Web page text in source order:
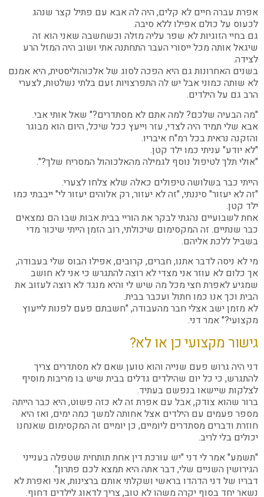
אפרת עברה חיים לא קלים, היה לה אבא עם פתיל קצר שנהג
לכעוס על כולם אפילו ללא סיבה.
גם בחיי הזוגיות לא שפר עליה מזלה וכשחשבה שאני הוא זה
שיגאל אותה מכל ייסורי העבר התחתנה אתי ושוב היה המזל הרע
לצידה.
בשנים האחרונות גם היא הפכה לסוג של אלכוהוליסטית, היא אמנם
לא שותה כמוני אבל יש לה התפרצויות זעם בלתי נשלטות, לצערי
הרב גם על הילדים.
"מה הבעיה שלכם? למה אתם לא מסתדרים?" שאל אותי אבי.
אבא שלי תמיד היה לצדי, עזר וייעץ ככל שיכל, היום הוא מבוגר
והזקנה נראית בכל רמ"ח איבריו.
"לא יודע" עניתי כמו ילד קטן.
"אולי תלך לטיפול נוסף לגמילה מהאלכוהול המסריח שלך?".
הייתי כבר בשלושה טיפולים כאלה שלא צלחו לצערי.
"זה לא יעזור" סיננתי, "זה לא יעזור, רק אלוהים יעזור לי" ייבבתי כמו
ילד קטן.
אחת לשבועיים נהגתי לבקר את הוריי בבית אבות שבו הם נמצאים
כבר שנתיים. זה המקסימום שיכולתי, רוב הזמן הייתי שיכור מדי
בשביל ללכת אליהם.
מי לא ניסה לדבר אתנו, חברים, קרובים, אפילו הבוס שלי בעבודה,
אך כלום לא עוזר אני מצדי לא רוצה להתגרש כי אני לא חושב
שמגיע לאפרת חצי מכל מה שיש לי והיא מנגד לא רוצה לעזוב את
הבית וכך אנו כמו חתול ועכבר בבית.
לא מזמן ישב אצלי חבר מהעבודה, "חשבתם פעם לפנות לייעוץ
מקצועי?" אמר דני.
גישור מקצועי כן או לא?
דני היה גרוש פעם שנייה והוא טוען שאם לא מסתדרים צריך
להתגרש, כי כל יום שהילדים גדלים בבית שיש בו מריבות מוסיף
לצלקות שיישאו בנפשם בעתיד.
ברור שהוא צודק, אבל עם אפרת זה לא כזה פשוט, היא כבר הייתה
מספר פעמים עם הילדים אצל אחותה למשך כמה ימים, ואז היא
חוזרת ודברים מסתדרים ליומיים, כן יומיים זה המקסימום שאנחנו
יכולים בלי לריב.
"תשמע" אמר לי דני "יש עורכת דין אחת תותחית שטפלה בענייני
הגירושין השניים שלי, דבר אתה היא תמצא לכם פתרון".
דבריו של דני הדהדו בראשי ושקלתי אותם ברצינות, אני ואפרת לא
נשאר יחד בסוף יקרה משהו לא טוב, צריך לדאוג לילדים דחוף.